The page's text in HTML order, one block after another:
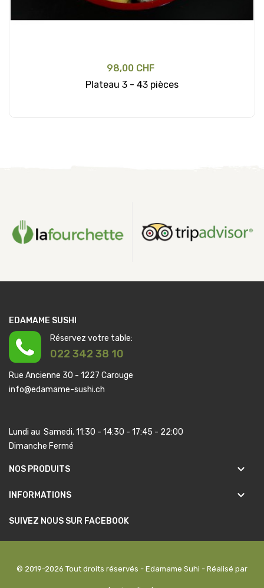
98,00 CHF
Plateau 3 - 43 pièces
EDAMAME SUSHI
Réservez votre table:
022 342 38 10
Rue Ancienne 30 - 1227 Carouge
info@edamame-sushi.ch
Lundi au Samedi. 11:30 - 14:30 - 17:45 - 22:00
Dimanche Fermé
NOS PRODUITS keyboard_arrow_down
INFORMATIONS keyboard_arrow_down
SUIVEZ NOUS SUR FACEBOOK
© 2019-2026 Tout droits réservés - Edamame Suhi - Réalisé par